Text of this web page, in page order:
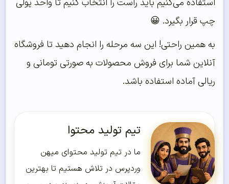
چپ قرار بگیرد. 😀
به همین راحتی! این سه مرحله را انجام دهید تا فروشگاه
آنلاین شما برای فروش محصولات به صورتی تومانی و
ریالی آماده استفاده باشد.
تیم تولید محتوا
ما در تیم تولید محتوای میهن
وردپرس در تلاش هستیم تا بهترین